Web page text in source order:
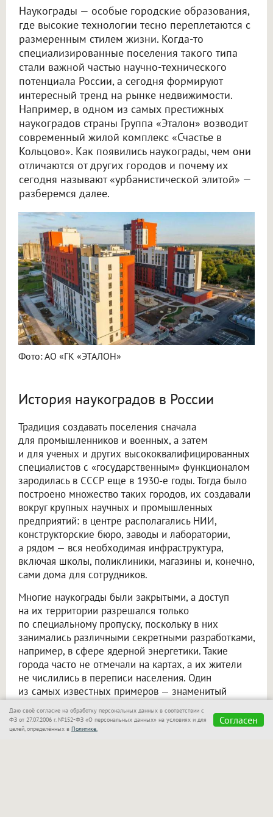
Наукограды — особые городские образования,
где высокие технологии тесно переплетаются с
размеренным стилем жизни. Когда-то
специализированные поселения такого типа
стали важной частью научно-технического
потенциала России, а сегодня формируют
интересный тренд на рынке недвижимости.
Например, в одном из самых престижных
наукоградов страны Группа «Эталон» возводит
современный жилой комплекс «Счастье в
Кольцово». Как появились наукограды, чем они
отличаются от других городов и почему их
сегодня называют «урбанистической элитой» —
разберемся далее.
Фото: АО «ГК «ЭТАЛОН»
История наукоградов в России
Традиция создавать поселения сначала
для промышленников и военных, а затем
и для ученых и других высококвалифицированных
специалистов с «государственным» функционалом
зародилась в СССР еще в 1930-е годы. Тогда было
построено множество таких городов, их создавали
вокруг крупных научных и промышленных
предприятий: в центре располагались НИИ,
конструкторские бюро, заводы и лаборатории,
а рядом — вся необходимая инфраструктура,
включая школы, поликлиники, магазины и, конечно,
сами дома для сотрудников.
Многие наукограды были закрытыми, а доступ
на их территории разрешался только
по специальному пропуску, поскольку в них
занимались различными секретными разработками,
например, в сфере ядерной энергетики. Такие
города часто не отмечали на картах, а их жители
не числились в переписи населения. Один
из самых известных примеров — знаменитый
закрытый город Саров, который в советское время
был зашифрован под названием Арзамас-16.
Даю своё согласие на обработку персональных данных в соответствии с
ФЗ от 27.07.2006 г. №152-ФЗ «О персональных данных» на условиях и для
целей, определённых в Политике.
Согласен